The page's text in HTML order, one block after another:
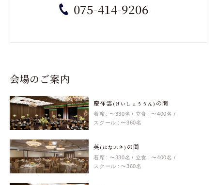
075-414-9206
会場のご案内
慶祥雲 (けいしょううん) の間
着席 : 〜330名 立食 : 〜400名
スクール : 〜360名
英 (はなぶさ) の間
着席 : 〜330名 立食 : 〜400名
スクール : 〜360名